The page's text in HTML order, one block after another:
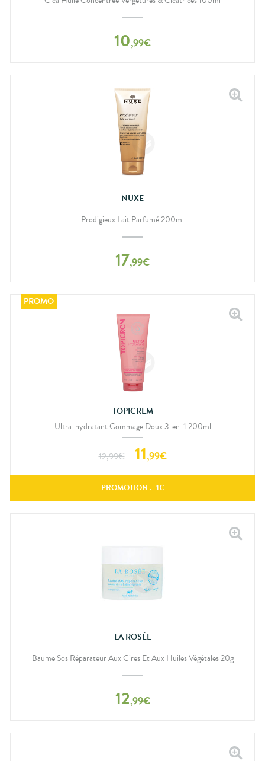
10,99€
NUXE
Prodigieux Lait Parfumé 200ml
17,99€
TOPICREM
Ultra-hydratant Gommage Doux 3-en-1 200ml
12,99€ 11,99€
PROMOTION : -1€
LA ROSÉE
Baume Sos Réparateur Aux Cires Et Aux Huiles Végétales 20g
12,99€